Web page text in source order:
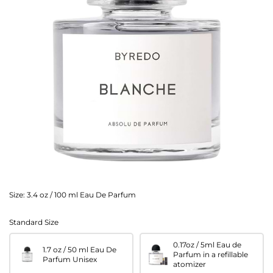
Size: 3.4 oz / 100 ml Eau De Parfum
Standard Size
1.7 oz / 50 ml Eau De
Parfum Unisex
0.17oz / 5ml Eau de
Parfum in a refillable
atomizer